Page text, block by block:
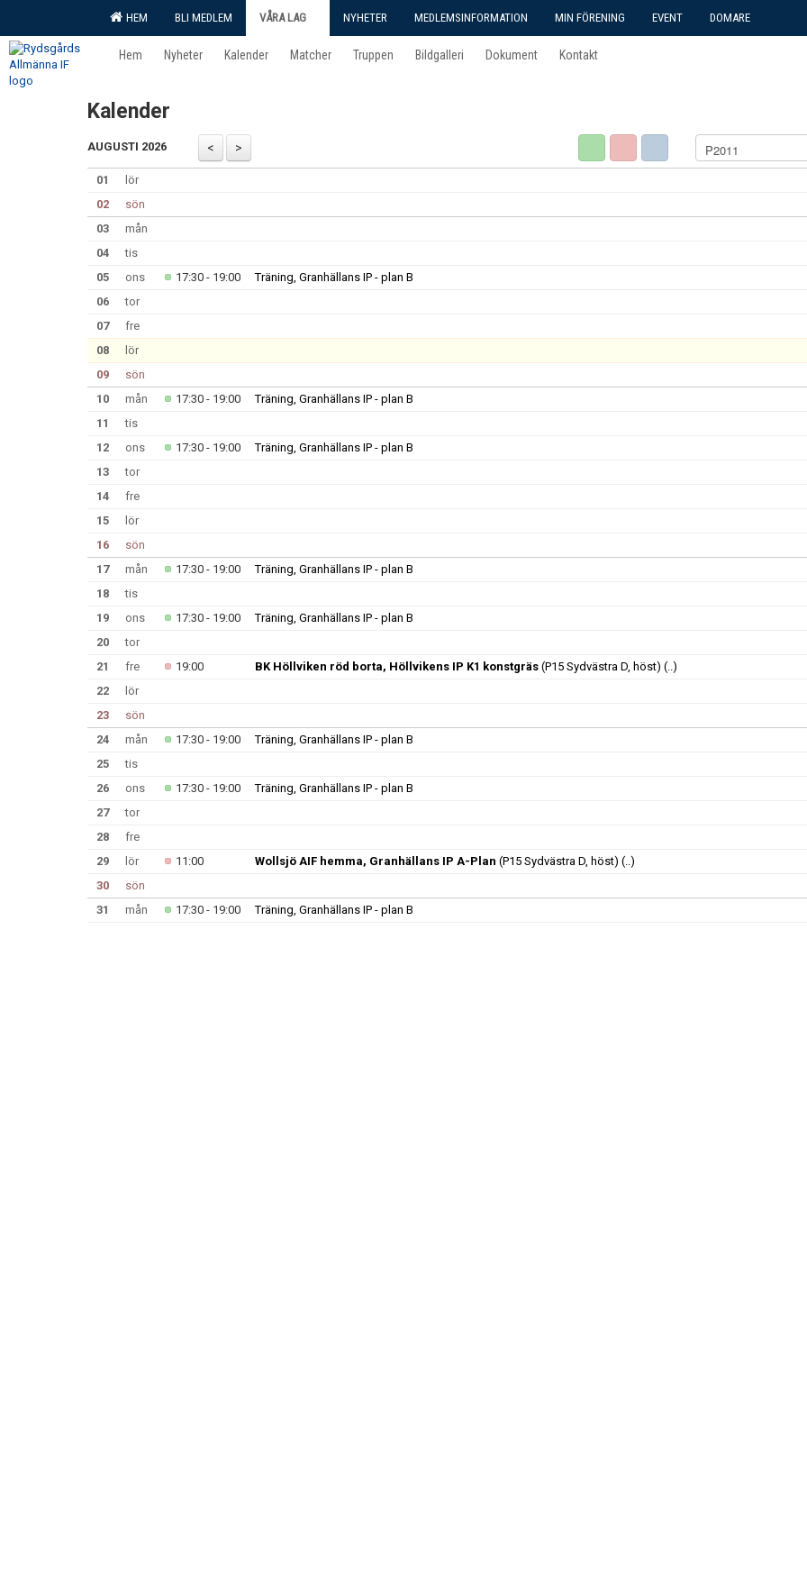
HEM BLI MEDLEM VÅRA LAG NYHETER MEDLEMSINFORMATION MIN FÖRENING EVENT DOMARE
Hem Nyheter Kalender Matcher Truppen Bildgalleri Dokument Kontakt
Kalender
AUGUSTI 2026
01
lör
02
sön
03
mån
04
tis
05
ons 17:30 - 19:00
Träning, Granhällans IP - plan B
06
tor
07
fre
08
lör
09
sön
10
mån 17:30 - 19:00
Träning, Granhällans IP - plan B
11
tis
12
ons 17:30 - 19:00
Träning, Granhällans IP - plan B
13
tor
14
fre
15
lör
16
sön
17
mån 17:30 - 19:00
Träning, Granhällans IP - plan B
18
tis
19
ons 17:30 - 19:00
Träning, Granhällans IP - plan B
20
tor
21
fre 19:00 BK Höllviken röd borta, Höllvikens IP K1 konstgräs (P15 Sydvästra D, höst) (..)
22
lör
23
sön
24
mån 17:30 - 19:00
Träning, Granhällans IP - plan B
25
tis
26
ons 17:30 - 19:00
Träning, Granhällans IP - plan B
27
tor
28
fre
29
lör 11:00 Wollsjö AIF hemma, Granhällans IP A-Plan (P15 Sydvästra D, höst) (..)
30
sön
31
mån 17:30 - 19:00 Träning, Granhällans IP - plan B